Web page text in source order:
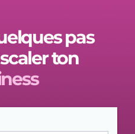
pas
ton